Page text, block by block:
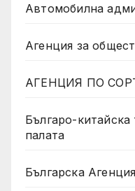
Автомобилна
Агенция за
АГЕНЦИЯ ПО
Българо-
палата
Българска